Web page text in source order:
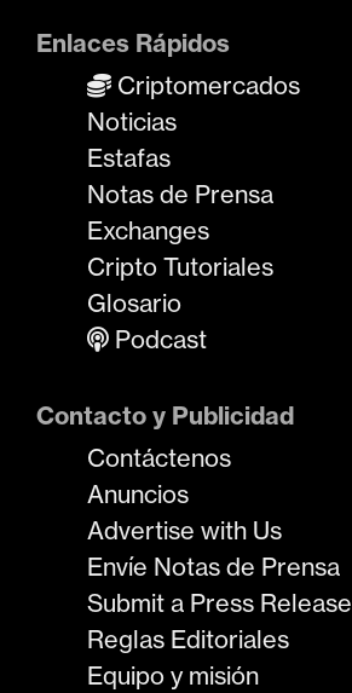
Enlaces Rápidos
Criptomercados
Noticias
Estafas
Notas de Prensa
Exchanges
Cripto Tutoriales
Glosario
Podcast
Contacto y Publicidad
Contáctenos
Anuncios
Advertise with Us
Envíe Notas de Prensa
Submit a Press Release
Reglas Editoriales
Equipo y misión